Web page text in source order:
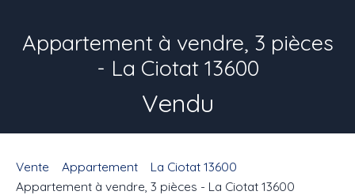
Appartement à vendre, 3 pièces
- La Ciotat 13600
Vendu
Vente Appartement
La Ciotat 13600
Appartement à vendre, 3 pièces - La Ciotat 13600